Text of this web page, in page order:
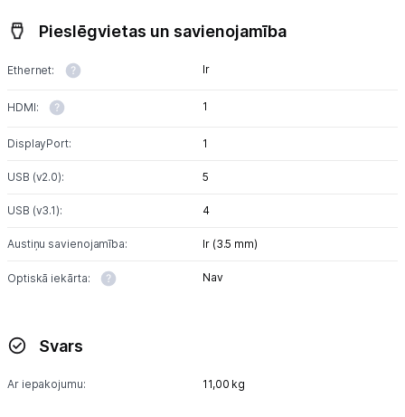
Pieslēgvietas un savienojamība
Ethernet: Ir
HDMI: 1
DisplayPort: 1
USB (v2.0): 5
USB (v3.1): 4
Austiņu savienojamība: Ir (3.5 mm)
Optiskā iekārta: Nav
Svars
Ar iepakojumu: 11,00 kg